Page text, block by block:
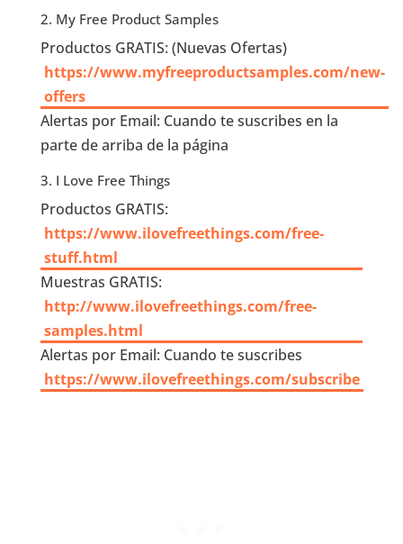
2. My Free Product Samples
Productos GRATIS: (Nuevas Ofertas)
https://www.myfreeproductsamples.com/new-
offers
Alertas por Email: Cuando te suscribes en la
parte de arriba de la página
3. I Love Free Things
Productos GRATIS:
https://www.ilovefreethings.com/free-
stuff.html
Muestras GRATIS:
http://www.ilovefreethings.com/free-
samples.html
Alertas por Email: Cuando te suscribes
https://www.ilovefreethings.com/subscribe